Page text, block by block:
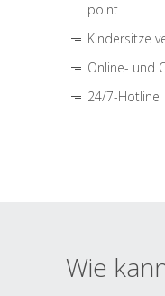
point
Kindersitze
Online- und
24/7-Hotline
Wie